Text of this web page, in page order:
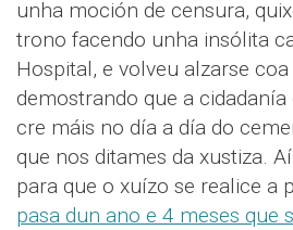
unha moción de censura,
trono facendo unha insólita
Hospital, e volveu alzarse
demostrando que a
cre máis no día a día do
que nos ditames da xustiza.
para que o xuízo se realice a
pasa dun ano e 4 meses que